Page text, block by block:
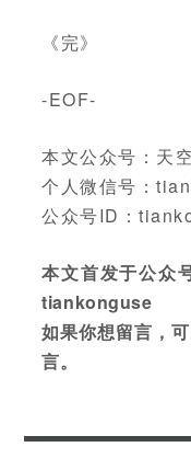
《完》
-EOF-
本文公众号：天
个人微信号：
公众号ID：
本文首发于公众
tiankonguse
如果你想留言，
言。